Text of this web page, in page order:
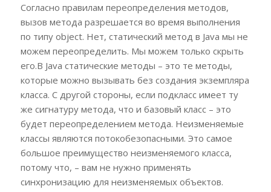
Согласно правилам переопределения методов,
вызов метода разрешается во время выполнения
по типу object. Нет, статический метод в Java мы не
можем переопределить. Мы можем только скрыть
его.В Java статические методы – это те методы,
которые можно вызывать без создания экземпляра
класса. С другой стороны, если подкласс имеет ту
же сигнатуру метода, что и базовый класс – это
будет переопределением метода. Неизменяемые
классы являются потокобезопасными. Это самое
большое преимущество неизменяемого класса,
потому что, – вам не нужно применять
синхронизацию для неизменяемых объектов.